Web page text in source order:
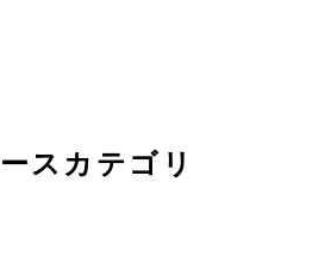
スカテゴリ